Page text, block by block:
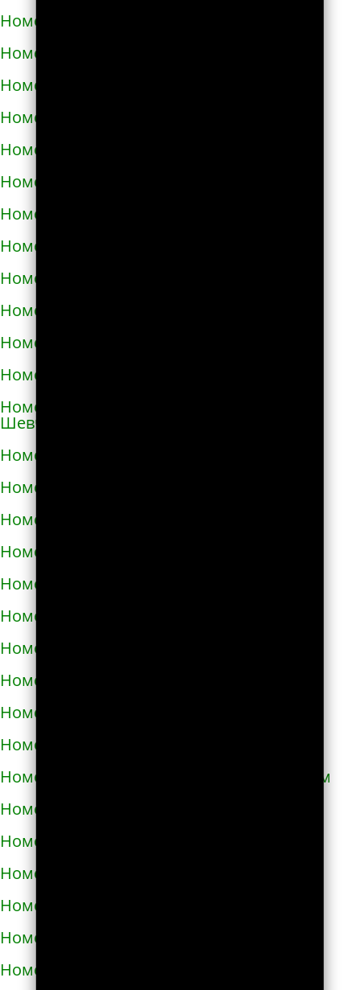
Номера телефонов такси в Каменском
Номера телефонов такси в Каневе
Номера телефонов такси в Карловке
Номера телефонов такси в Каховке
Номера телефонов такси в Киверцах
Номера телефонов такси в Киеве
Номера телефонов такси в Килие
Номера телефонов такси в Ковеле
Номера телефонов такси в Коломые
Номера телефонов такси в Конотопе
Номера телефонов такси в Коростене
Номера телефонов такси в Коростышеве
Номера телефонов такси в Корсунь-
Шевченковском
Номера телефонов такси в Корюковке
Номера телефонов такси в Костополе
Номера телефонов такси в Котельве
Номера телефонов такси в Коцюбинском
Номера телефонов такси в Красилове
Номера телефонов такси в Краснограде
Номера телефонов такси в Кременце
Номера телефонов такси в Кременчуге
Номера телефонов такси в Кривом Роге
Номера телефонов такси в Кролевце
Номера телефонов такси в Кропивницком
Номера телефонов такси в Купянске
Номера телефонов такси в Ладыжине
Номера телефонов такси в Лозовой
Номера телефонов такси в Лохвице
Номера телефонов такси в Лубнах
Номера телефонов такси в Луцке